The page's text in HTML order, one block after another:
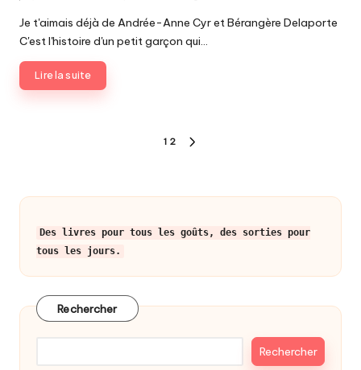
by
Je t'aimais déjà de Andrée-Anne Cyr et Bérangère Delaporte
C'est l'histoire d'un petit garçon qui…
Lire la suite
publications
1 2
Des livres pour tous les goûts, des sorties pour
tous les jours.
Rechercher
Rechercher